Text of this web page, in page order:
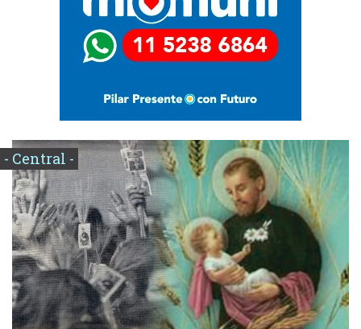
- Central -